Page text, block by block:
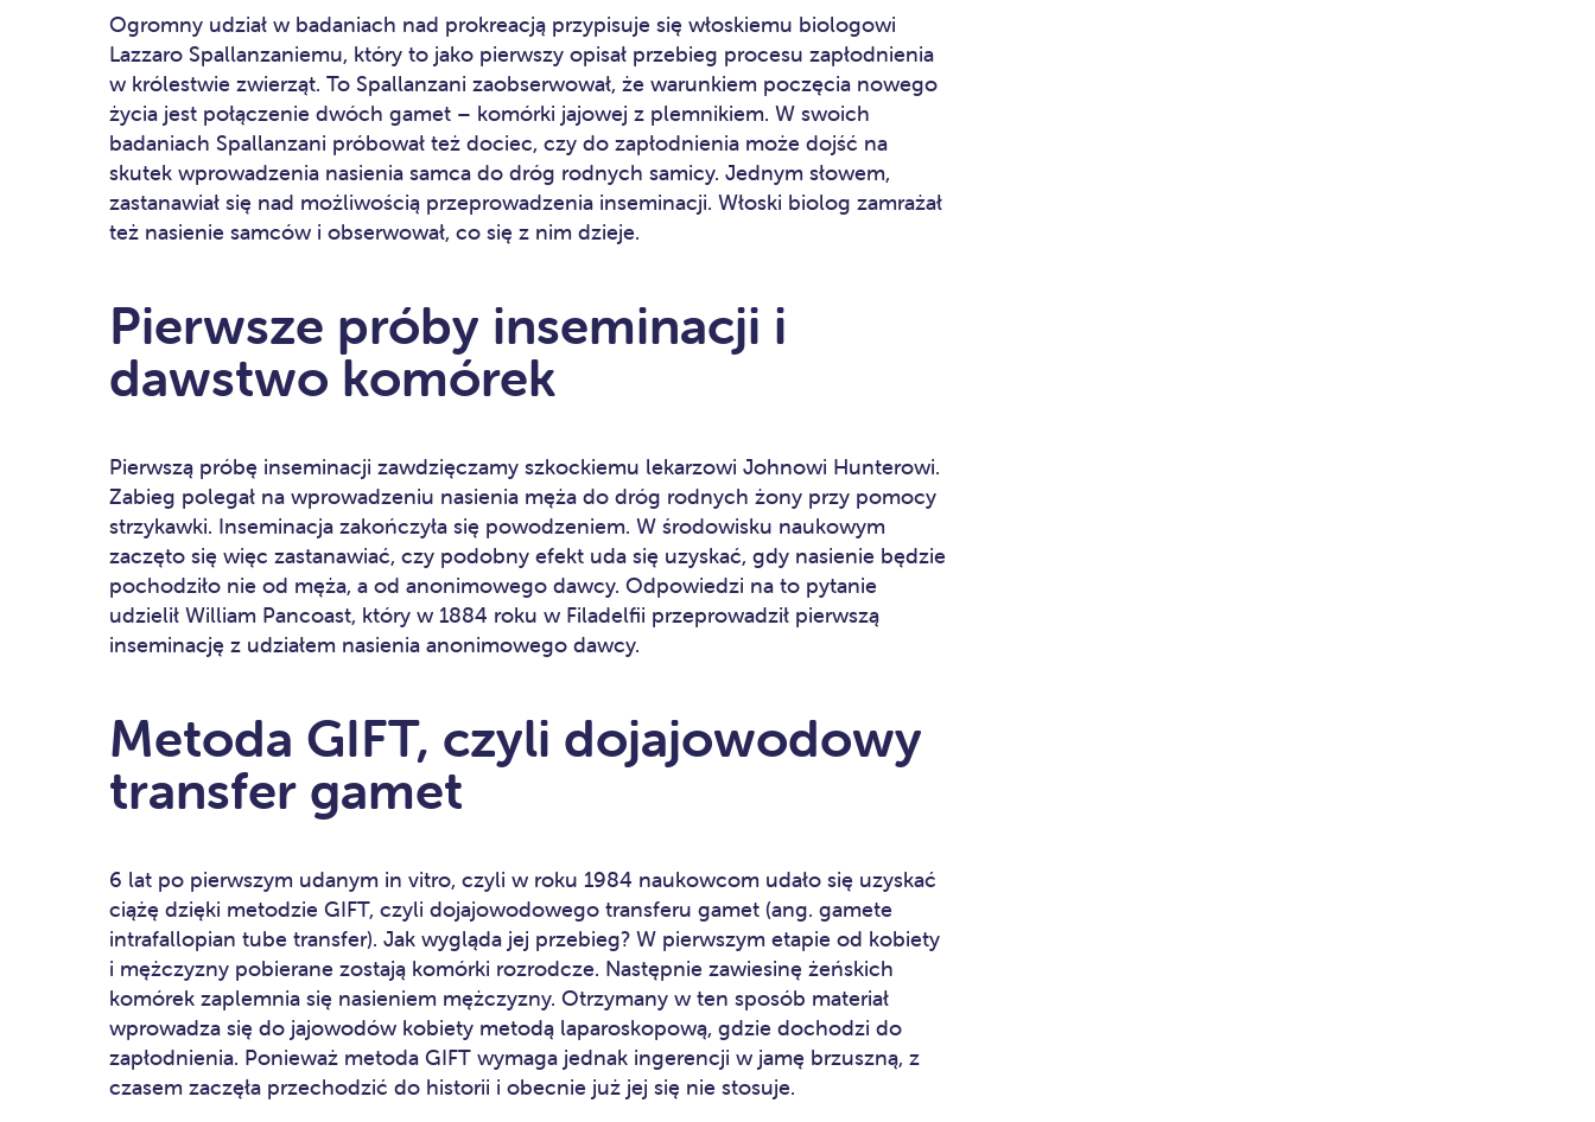
Ogromny udział w badaniach nad prokreacją przypisuje się włoskiemu biologowi
Lazzaro Spallanzaniemu, który to jako pierwszy opisał przebieg procesu zapłodnienia
w królestwie zwierząt. To Spallanzani zaobserwował, że warunkiem poczęcia nowego
życia jest połączenie dwóch gamet – komórki jajowej z plemnikiem. W swoich
badaniach Spallanzani próbował też dociec, czy do zapłodnienia może dojść na
skutek wprowadzenia nasienia samca do dróg rodnych samicy. Jednym słowem,
zastanawiał się nad możliwością przeprowadzenia inseminacji. Włoski biolog zamrażał
też nasienie samców i obserwował, co się z nim dzieje.
Pierwsze próby inseminacji i
dawstwo komórek
Pierwszą próbę inseminacji zawdzięczamy szkockiemu lekarzowi Johnowi Hunterowi.
Zabieg polegał na wprowadzeniu nasienia męża do dróg rodnych żony przy pomocy
strzykawki. Inseminacja zakończyła się powodzeniem. W środowisku naukowym
zaczęto się więc zastanawiać, czy podobny efekt uda się uzyskać, gdy nasienie będzie
pochodziło nie od męża, a od anonimowego dawcy. Odpowiedzi na to pytanie
udzielił William Pancoast, który w 1884 roku w Filadelfii przeprowadził pierwszą
inseminację z udziałem nasienia anonimowego dawcy.
Metoda GIFT, czyli dojajowodowy
transfer gamet
6 lat po pierwszym udanym in vitro, czyli w roku 1984 naukowcom udało się uzyskać
ciążę dzięki metodzie GIFT, czyli dojajowodowego transferu gamet (ang. gamete
intrafallopian tube transfer). Jak wygląda jej przebieg? W pierwszym etapie od kobiety
i mężczyzny pobierane zostają komórki rozrodcze. Następnie zawiesinę żeńskich
komórek zaplemnia się nasieniem mężczyzny. Otrzymany w ten sposób materiał
wprowadza się do jajowodów kobiety metodą laparoskopową, gdzie dochodzi do
zapłodnienia. Ponieważ metoda GIFT wymaga jednak ingerencji w jamę brzuszną, z
czasem zaczęła przechodzić do historii i obecnie już jej się nie stosuje.